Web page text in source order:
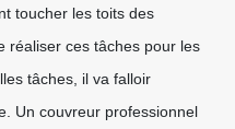
toucher les toits des
réaliser ces tâches pour les
tâches, il va falloir
Un couvreur professionnel